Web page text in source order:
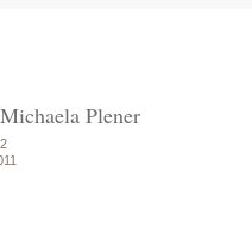
Plener